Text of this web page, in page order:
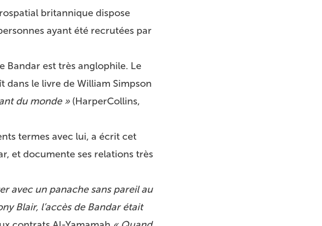
britannique dispose
ayant été recrutées par
Bandar est très anglophile. Le
dans le livre de William Simpson
du monde »(HarperCollins,
termes avec lui, a écrit cet
et documente ses relations très
avec un panache sans pareil au
Blair, l’accès de Bandar était